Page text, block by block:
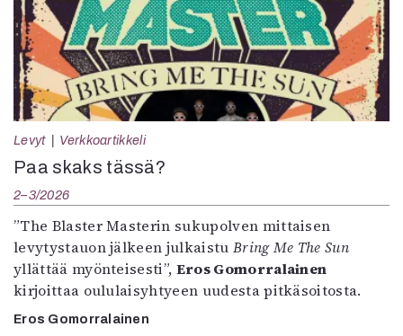
Levyt Verkkoartikkeli
Paa skaks tässä?
2–3/2026
”The Blaster Masterin sukupolven mittaisen
levytystauon jälkeen julkaistu Bring Me The Sun
yllättää myönteisesti”, Eros Gomorralainen
kirjoittaa oululaisyhtyeen uudesta pitkäsoitosta.
Eros Gomorralainen